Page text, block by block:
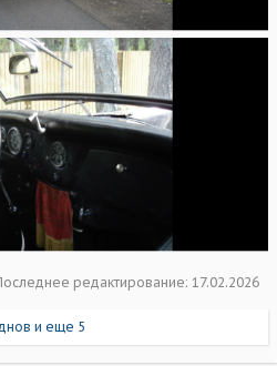
редактирование: 17.02.2026
и еще 5